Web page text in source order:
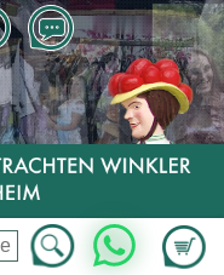
Zum
WhatsApp